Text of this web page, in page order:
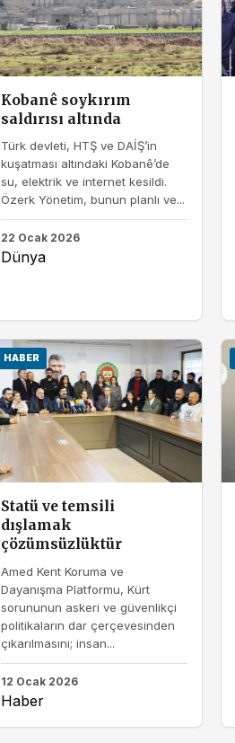
Kobanê soykırım
saldırısı altında
Türk devleti, HTŞ ve DAİŞ’in
kuşatması altındaki Kobanê’de
su, elektrik ve internet kesildi.
Özerk Yönetim, bunun planlı ve...
22 Ocak 2026
Dünya
HABER
Statü ve temsili
dışlamak
çözümsüzlüktür
Amed Kent Koruma ve
Dayanışma Platformu, Kürt
sorununun askeri ve güvenlikçi
politikaların dar çerçevesinden
çıkarılmasını; insan...
12 Ocak 2026
Haber